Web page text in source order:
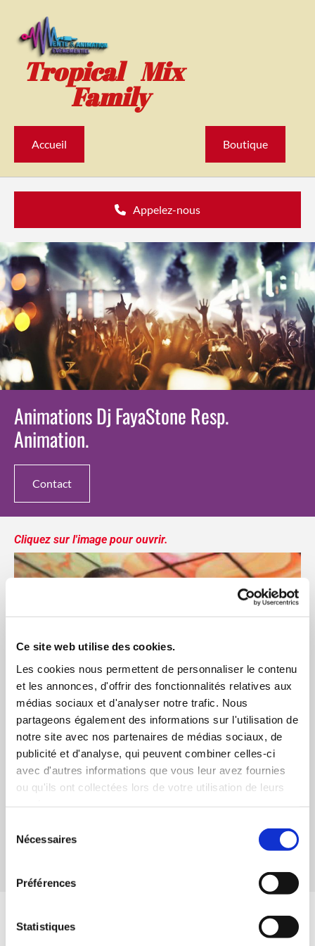
Ce site web utilise des cookies.
Les cookies nous permettent de personnaliser le contenu
et les annonces, d'offrir des fonctionnalités relatives aux
médias sociaux et d'analyser notre trafic. Nous
partageons également des informations sur l'utilisation de
notre site avec nos partenaires de médias sociaux, de
publicité et d'analyse, qui peuvent combiner celles-ci
avec d'autres informations que vous leur avez fournies
ou qu'ils ont collectées lors de votre utilisation de leurs
Nécessaires
Préférences
Statistiques
Tropical Mix
Family
Accueil Boutique
Appelez-nous
Animations Dj FayaStone Resp.
Animation.
Contact
Cliquez sur l'image pour ouvrir.